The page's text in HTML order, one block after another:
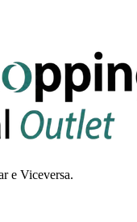
e Viceversa.